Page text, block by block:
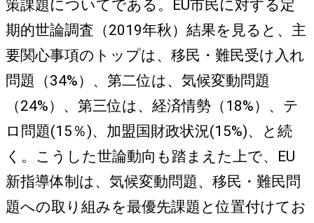
策課題についてである。EU市民に対する定
期的世論調査（2019年秋）結果を見ると、主
要関心事項のトップは、移民・難民受け入れ
問題（34%）、第二位は、気候変動問題
（24%）、第三位は、経済情勢（18%）、テ
ロ問題(15％)、加盟国財政状況(15%)、と続
く。こうした世論動向も踏まえた上で、EU
新指導体制は、気候変動問題、移民・難民問
題への取り組みを最優先課題と位置付けてお